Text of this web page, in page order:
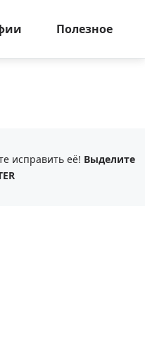
Полезное
исправить её! Выделите